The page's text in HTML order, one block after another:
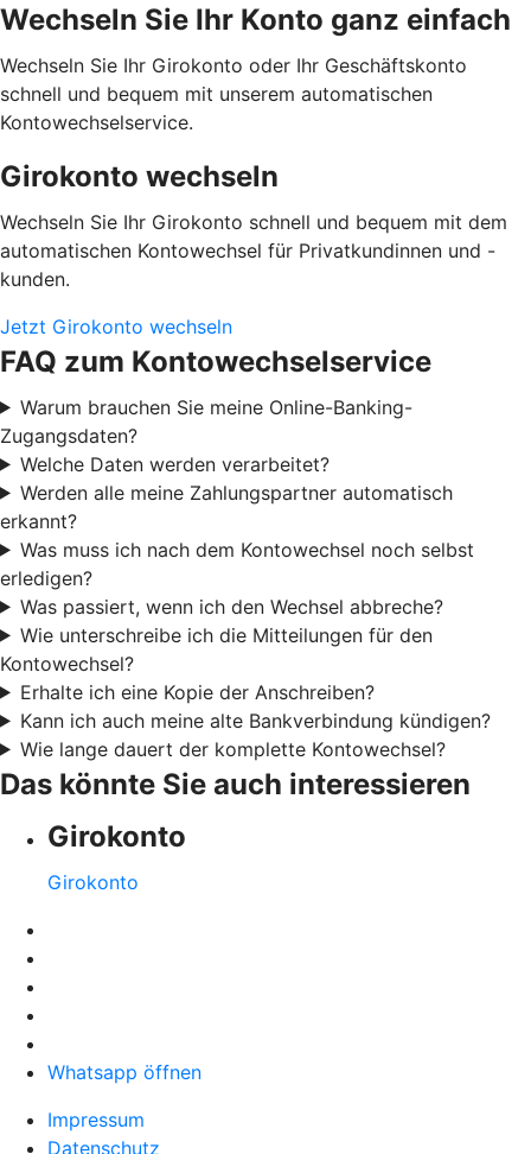
Wechseln Sie Ihr Konto ganz einfach
Wechseln Sie Ihr Girokonto oder Ihr Geschäftskonto
schnell und bequem mit unserem automatischen
Kontowechselservice.
Girokonto wechseln
Wechseln Sie Ihr Girokonto schnell und bequem mit dem
automatischen Kontowechsel für Privatkundinnen und -
kunden.
Jetzt Girokonto wechseln
FAQ zum Kontowechselservice
Warum brauchen Sie meine Online-Banking-
Zugangsdaten?
Welche Daten werden verarbeitet?
Werden alle meine Zahlungspartner automatisch
erkannt?
Was muss ich nach dem Kontowechsel noch selbst
erledigen?
Was passiert, wenn ich den Wechsel abbreche?
Wie unterschreibe ich die Mitteilungen für den
Kontowechsel?
Erhalte ich eine Kopie der Anschreiben?
Kann ich auch meine alte Bankverbindung kündigen?
Wie lange dauert der komplette Kontowechsel?
Das könnte Sie auch interessieren
Girokonto
Girokonto
Whatsapp öffnen
Impressum
Datenschutz